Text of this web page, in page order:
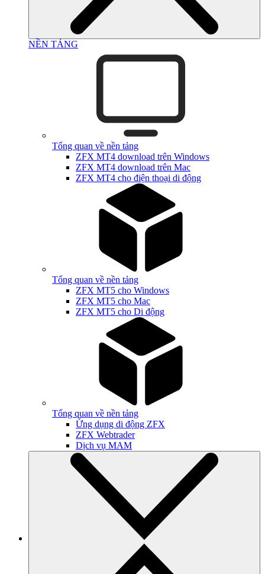
NỀN TẢNG
Tổng quan về nền tảng
ZFX MT4 download trên Windows
ZFX MT4 download trên Mac
ZFX MT4 cho điện thoại di động
Tổng quan về nền tảng
ZFX MT5 cho Windows
ZFX MT5 cho Mac
ZFX MT5 cho Di động
Tổng quan về nền tảng
Ứng dụng di động ZFX
ZFX Webtrader
Dịch vụ MAM